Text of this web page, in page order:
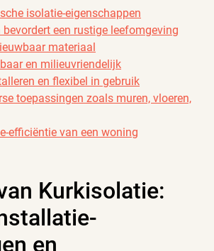
isolatie-eigenschappen
bevordert een rustige leefomgeving
materiaal
en milieuvriendelijk
en flexibel in gebruik
toepassingen zoals muren, vloeren,
efficiëntie van een woning
Kurkisolatie:
en